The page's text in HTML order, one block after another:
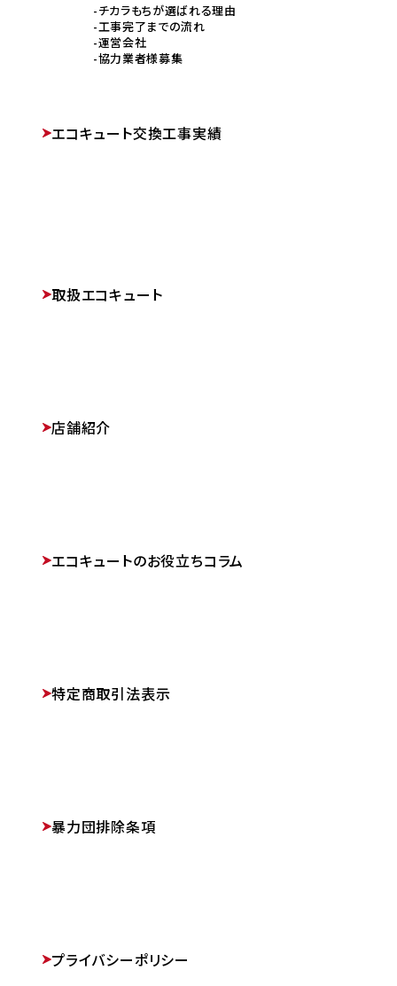
チカラもちが選ばれる理由
工事完了までの流れ
運営会社
協力業者様募集
エコキュート交換工事実績
取扱エコキュート
店舗紹介
エコキュートのお役立ちコラム
特定商取引法表示
暴力団排除条項
プライバシーポリシー